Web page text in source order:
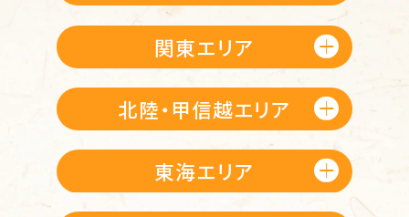
関東エリア
北陸・甲信越エリア
東海エリア